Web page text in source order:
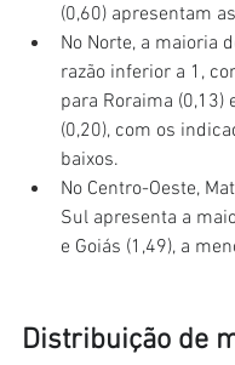
(0,60) apresentam
No Norte, a maioria
razão inferior a 1,
para Roraima (0,13)
(0,20), com os
baixos.
No Centro-Oeste,
Sul apresenta a
e Goiás (1,49), a
Distribuição de